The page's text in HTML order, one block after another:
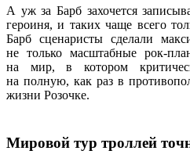
А уж за Барб захочется
героиня, и таких чаще всего
Барб сценаристы сделали
не только масштабные рок-
на мир, в котором
на полную, как раз в
жизни Розочке.
Мировой тур троллей